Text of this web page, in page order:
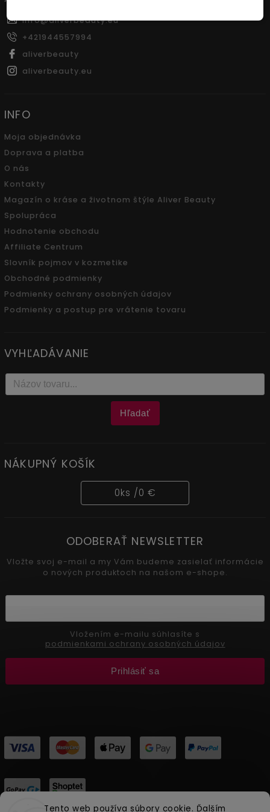
Tento web používa súbory cookie. Ďalším
info@aliverbeauty.eu
+421944557994
aliverbeauty
aliverbeauty.eu
INFO
Moja objednávka
Doprava a platba
O nás
Kontakty
Magazín o kráse a životnom štýle Aliver Beauty
Spolupráca
Hodnotenie obchodu
Affiliate Centrum
Slovník pojmov v kozmetike
Obchodné podmienky
Podmienky ochrany osobných údajov
Podmienky a postup pre vrátenie tovaru
VYHĽADÁVANIE
Hľadať
NÁKUPNÝ KOŠÍK
0ks /0 €
ODOBERAŤ NEWSLETTER
Vložte svoj e-mail a my Vám budeme zasielať informácie
o nových produktoch na našom e-shope.
podmienkami ochrany osobných údajov
Prihlásiť sa